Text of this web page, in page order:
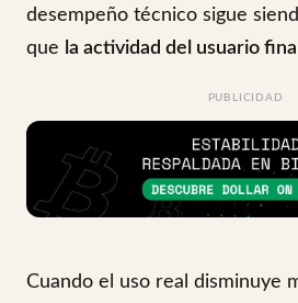
desempeño técnico sigue
que la actividad del usuario
PUBLICIDAD
Cuando el uso real disminuye